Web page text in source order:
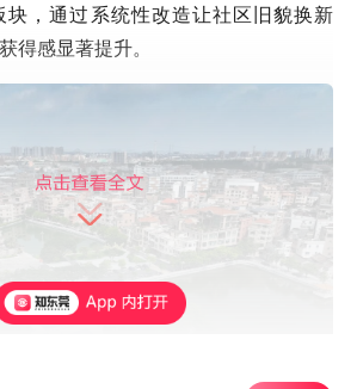
块，通过系统性改造让社区旧貌换新
得感显著提升。